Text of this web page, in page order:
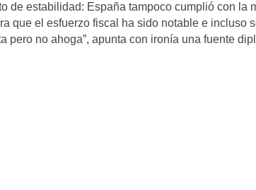
de estabilidad: España tampoco cumplió con la
que el esfuerzo fiscal ha sido notable e incluso
pero no ahoga”, apunta con ironía una fuente